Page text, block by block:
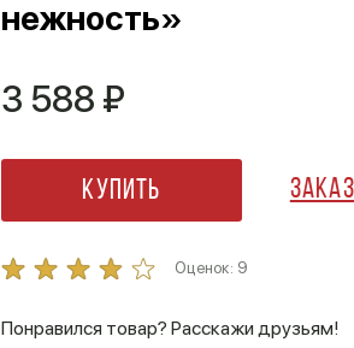
нежность»
3 588 ₽
Купить
Оценок: 9
Понравился товар? Расскажи друзьям!